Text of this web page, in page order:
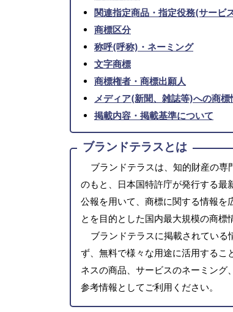
関連指定商品・指定役務(サービ
商標区分
称呼(呼称)・ネーミング
文字商標
商標権者・商標出願人
メディア(新聞、雑誌等)への商標
掲載内容・掲載基準について
ブランドテラスとは
ブランドテラスは、知的財産の専
のもと、日本国特許庁が発行する最
公報を用いて、商標に関する情報を
とを目的とした国内最大規模の商標
ブランドテラスに掲載されている
ず、無料で様々な用途に活用するこ
ネスの商品、サービスのネーミング
参考情報としてご利用ください。